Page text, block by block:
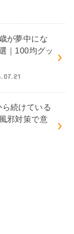
が夢中にな
｜100均グッ
続けている
邪対策で意